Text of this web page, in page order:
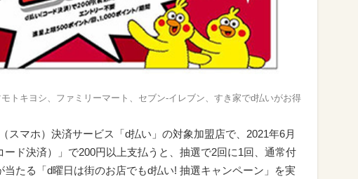
トキヨシ、ファミリーマート、セブン‐イレブン、すき家でd払いがお得
スマホ）決済サービス「d払い」の対象加盟店で、2021年6月
ド決済）」で200円以上支払うと、抽選で2回に1回、通常付
たる「d曜日は街のお店でもd払い! 抽選キャンペーン」を実